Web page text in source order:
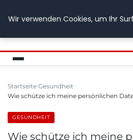
GETOESE
Startseite Gesundheit
Wie schütze ich meine persönlichen
GESUNDHEIT
Wie schütze ich meine
Wir verwenden Cookies, um Ihr